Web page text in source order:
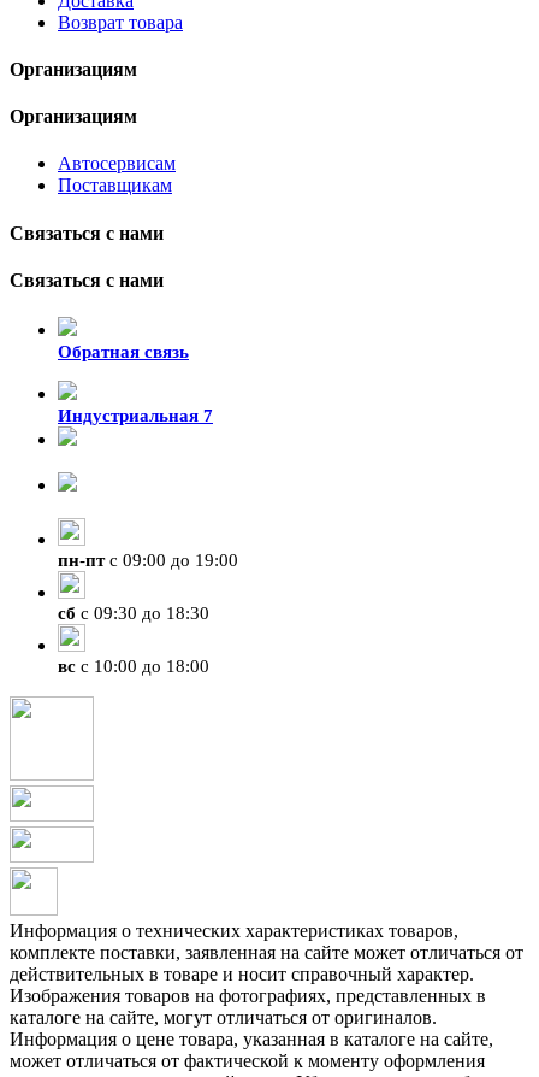
Возврат товара
Организациям
Организациям
Автосервисам
Поставщикам
Связаться с нами
Связаться с нами
Обратная связь
Индустриальная 7
пн-птс 09:00 до 19:00
сб с 09:30 до 18:30
вс с 10:00 до 18:00
Информация о технических характеристиках товаров,
комплекте поставки, заявленная на сайте может отличаться от
действительных в товаре и носит справочный характер.
Изображения товаров на фотографиях, представленных в
каталоге на сайте, могут отличаться от оригиналов.
Информация о цене товара, указанная в каталоге на сайте,
может отличаться от фактической к моменту оформления